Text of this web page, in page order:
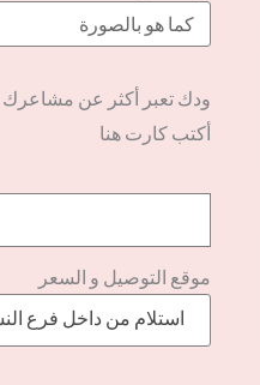
ودك تعبر أكثر عن مشاعرك
أكتب كارت هنا
موقع التوصيل و السعر
استلام من داخل فرع